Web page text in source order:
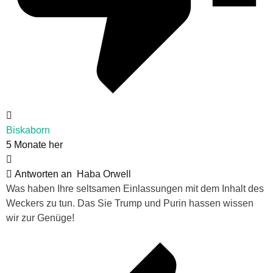
Biskaborn
5 Monate her
Antworten an
Haba Orwell
Was haben Ihre seltsamen Einlassungen mit dem Inhalt des
Weckers zu tun. Das Sie Trump und Purin hassen wissen
wir zur Genüge!